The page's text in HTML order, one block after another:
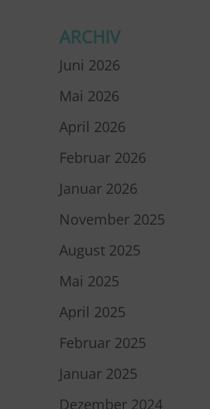
ARCHIV
Juni 2026
Mai 2026
April 2026
Februar 2026
Januar 2026
November 2025
August 2025
Mai 2025
April 2025
Februar 2025
Januar 2025
Dezember 2024